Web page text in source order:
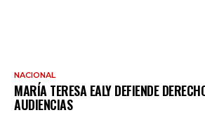
NACIONAL
MARÍA TERESA EALY DEFIENDE
AUDIENCIAS